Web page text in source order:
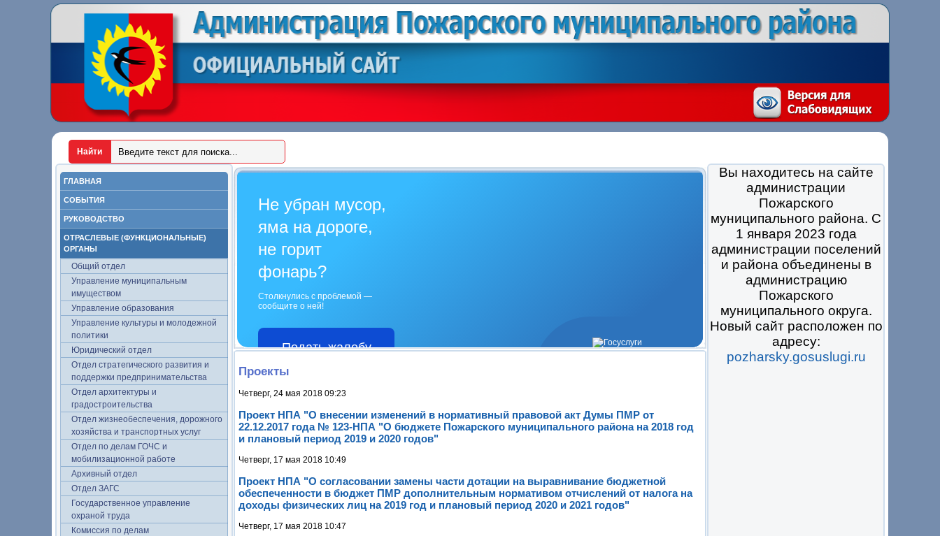
ГЛАВНАЯ
СОБЫТИЯ
РУКОВОДСТВО
ОТРАСЛЕВЫЕ (ФУНКЦИОНАЛЬНЫЕ)
ОРГАНЫ
Общий отдел
Управление муниципальным
имуществом
Управление образования
Управление культуры и молодежной
политики
Юридический отдел
Отдел стратегического развития и
поддержки предпринимательства
Отдел архитектуры и
градостроительства
Отдел жизнеобеспечения, дорожного
хозяйства и транспортных услуг
Отдел по делам ГОЧС и
мобилизационной работе
Архивный отдел
Отдел ЗАГС
Государственное управление
охраной труда
Комиссия по делам
Вы находитесь на сайте
администрации
Пожарского
муниципального района. С
1 января 2023 года
администрации поселений
и района объединены в
администрацию
Пожарского
муниципального округа.
Новый сайт расположен по
адресу:
pozharsky.gosuslugi.ru
Не убран мусор,
яма на дороге,
не горит
фонарь?
Столкнулись с проблемой —
сообщите о ней!
Подать жалобу
Проекты
Четверг, 24 мая 2018 09:23
Проект НПА "О внесении изменений в нормативный правовой акт Думы ПМР от
22.12.2017 года № 123-НПА "О бюджете Пожарского муниципального района на 2018 год
и плановый период 2019 и 2020 годов"
Четверг, 17 мая 2018 10:49
Проект НПА "О согласовании замены части дотации на выравнивание бюджетной
обеспеченности в бюджет ПМР дополнительным нормативом отчислений от налога на
доходы физических лиц на 2019 год и плановый период 2020 и 2021 годов"
Четверг, 17 мая 2018 10:47